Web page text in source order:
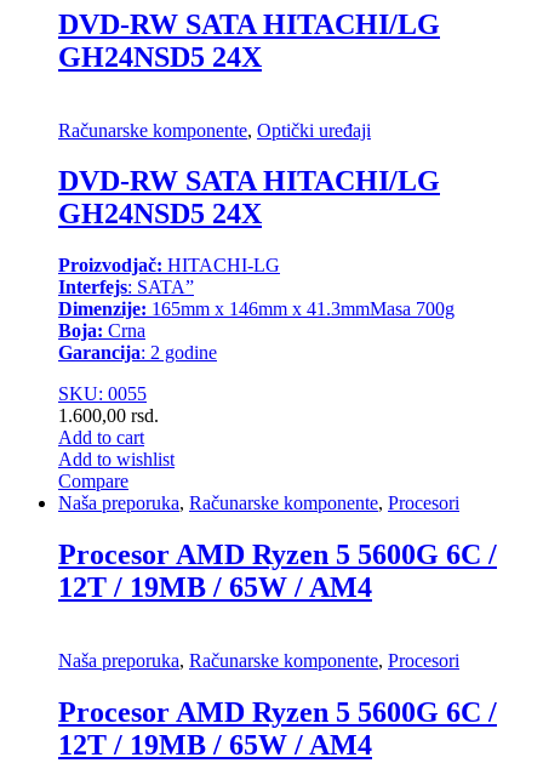
DVD-RW SATA HITACHI/LG
GH24NSD5 24X
Računarske komponente, Optički uređaji
DVD-RW SATA HITACHI/LG
GH24NSD5 24X
Proizvodjač: HITACHI-LG
Interfejs: SATA”
Dimenzije: 165mm x 146mm x 41.3mmMasa 700g
Boja: Crna
Garancija: 2 godine
SKU: 0055
1.600,00 rsd.
Add to cart
Add to wishlist
Compare
Naša preporuka, Računarske komponente, Procesori
Procesor AMD Ryzen 5 5600G 6C /
12T / 19MB / 65W / AM4
Naša preporuka, Računarske komponente, Procesori
Procesor AMD Ryzen 5 5600G 6C /
12T / 19MB / 65W / AM4